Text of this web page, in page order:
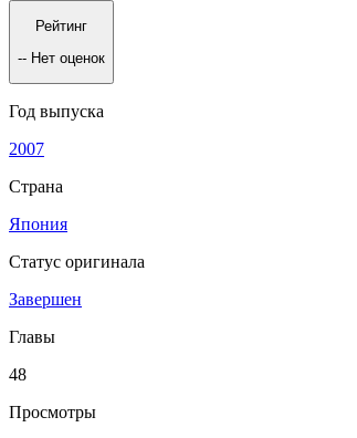
Рейтинг
-- Нет оценок
Год выпуска
2007
Страна
Япония
Статус оригинала
Завершен
Главы
48
Просмотры